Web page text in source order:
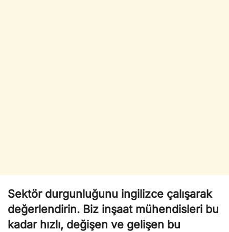
Sektör durgunluğunu ingilizce çalışarak
değerlendirin. Biz inşaat mühendisleri bu
kadar hızlı, değişen ve gelişen bu